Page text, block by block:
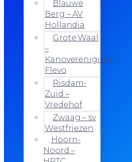
Blauwe
Berg – AV
Hollandia
Grote Waal
–
Kanovereniging
Flevo
Risdam-
Zuid –
Vredehof
Zwaag – sv
Westfriezen
Hoorn-
Noord –